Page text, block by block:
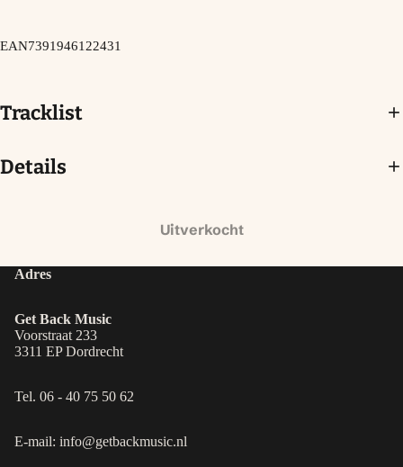
EAN7391946122431
Tracklist
Details
Uitverkocht
Adres
Get Back Music
Voorstraat 233
3311 EP Dordrecht
Tel. 06 - 40 75 50 62
E-mail: info@getbackmusic.nl